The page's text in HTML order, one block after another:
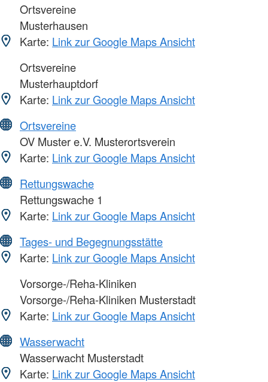
Ortsvereine
Musterhausen
Karte: Link zur Google Maps Ansicht
Ortsvereine
Musterhauptdorf
Karte: Link zur Google Maps Ansicht
Ortsvereine
OV Muster e.V. Musterortsverein
Karte: Link zur Google Maps Ansicht
Rettungswache
Rettungswache 1
Karte: Link zur Google Maps Ansicht
Tages- und Begegnungsstätte
Karte: Link zur Google Maps Ansicht
Vorsorge-/Reha-Kliniken
Vorsorge-/Reha-Kliniken Musterstadt
Karte: Link zur Google Maps Ansicht
Wasserwacht
Wasserwacht Musterstadt
Karte: Link zur Google Maps Ansicht